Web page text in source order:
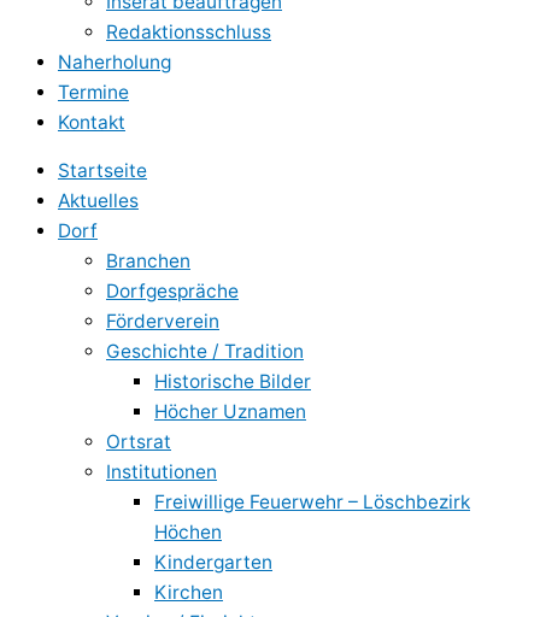
Redaktionsschluss
Naherholung
Termine
Kontakt
Startseite
Aktuelles
Dorf
Branchen
Dorfgespräche
Förderverein
Geschichte / Tradition
Historische Bilder
Höcher Uznamen
Ortsrat
Institutionen
Freiwillige Feuerwehr – Löschbezirk
Höchen
Kindergarten
Kirchen